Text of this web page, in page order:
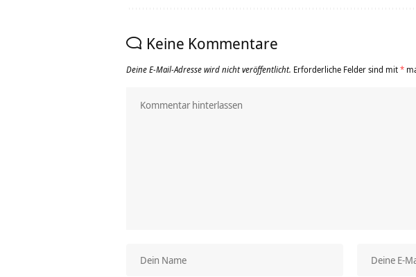
Keine Kommentare
Deine E-Mail-Adresse wird nicht veröffentlicht. Erforderliche Felder sind mit*